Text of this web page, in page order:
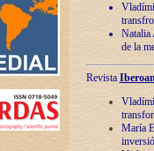
Natalia
de la
Revista
María